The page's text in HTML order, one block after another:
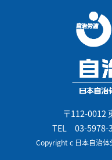
〒112-0012
TEL 03-5978-
Copyright c 日本自治